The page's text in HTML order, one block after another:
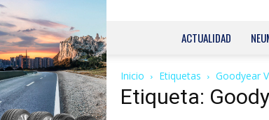
ACTUALIDAD
Inicio Etiquetas Goodyear
Etiqueta: